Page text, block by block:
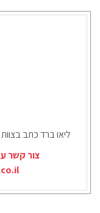
ליאו ברד כתב
צור קשר